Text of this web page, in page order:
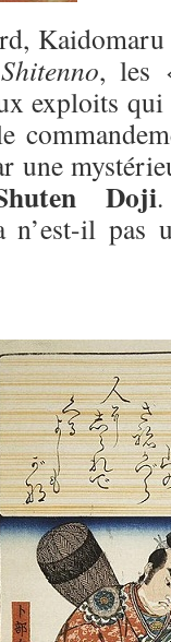
Shitenno, les
exploits
une
Doji
il pas